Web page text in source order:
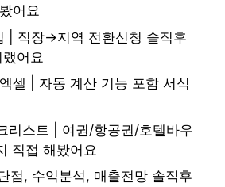
어요
| 직장→지역 전환신청 솔직후
어요
셀 | 자동 계산 기능 포함 서식
리스트 | 여권/항공권/호텔바우
직접 해봤어요
점, 수익분석, 매출전망 솔직후